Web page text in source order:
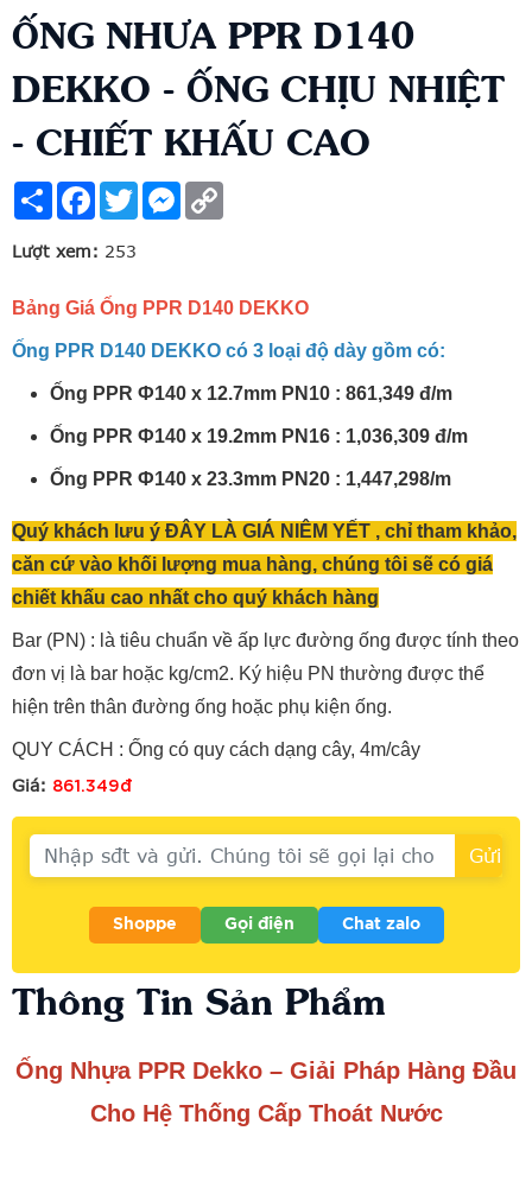
ỐNG NHƯA PPR D140
DEKKO - ỐNG CHỊU NHIỆT
- CHIẾT KHẤU CAO
ShareFacebook
TwitterMessenger
Lượt xem: 253
Bảng Giá Ống PPR D140 DEKKO
Ống PPR D140 DEKKO có 3 loại độ dày gồm có:
Ống PPR Ф140 x 12.7mm PN10 : 861,349 đ/m
Ống PPR Ф140 x 19.2mm PN16 : 1,036,309 đ/m
Ống PPR Ф140 x 23.3mm PN20 : 1,447,298/m
Quý khách lưu ý ĐÂY LÀ GIÁ NIÊM YẾT , chỉ tham khảo,
căn cứ vào khối lượng mua hàng, chúng tôi sẽ có giá
chiết khấu cao nhất cho quý khách hàng
Bar (PN) : là tiêu chuẩn về ấp lực đường ống được tính theo
đơn vị là bar hoặc kg/cm2. Ký hiệu PN thường được thể
hiện trên thân đường ống hoặc phụ kiện ống.
QUY CÁCH : Ống có quy cách dạng cây, 4m/cây
Giá: 861.349đ
Shoppe Gọi điện Chat zalo
Thông Tin Sản Phẩm
Ống Nhựa PPR Dekko – Giải Pháp Hàng Đầu
Cho Hệ Thống Cấp Thoát Nước